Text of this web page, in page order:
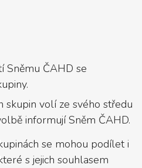
Sněmu ČAHD se
skupin volí ze svého středu
informují Sněm ČAHD.
se mohou podílet i
s jejich souhlasem